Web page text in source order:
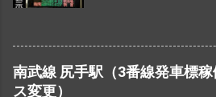
す。 始発表示は、路
います。 せっかくな
めてみました。
南武線 尻手駅（3番線発車標
ス変更）